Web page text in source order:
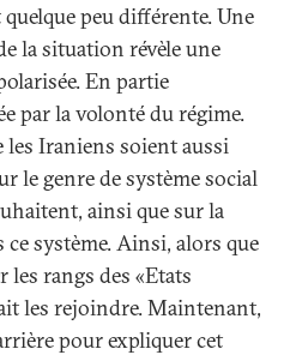
peu différente. Une
la situation révèle une
En partie
par la volonté du régime.
les Iraniens soient aussi
le genre de système social
ainsi que sur la
système. Ainsi, alors que
rangs des «Etats
les rejoindre. Maintenant,
pour expliquer cet